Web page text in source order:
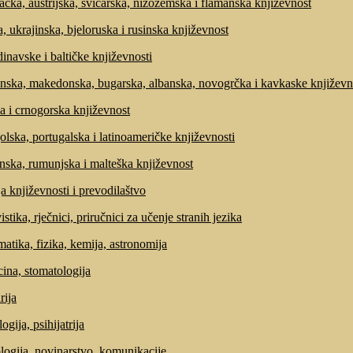
ukrajinska, bjeloruska i rusinska književnost
i baltičke književnosti
makedonska, bugarska, albanska, novogrčka i kavkaske
i crnogorska književnost
portugalska i latinoameričke književnosti
rumunjska i malteška književnost
književnosti i prevodilaštvo
rječnici, priručnici za učenje stranih jezika
fizika, kemija, astronomija
stomatologija
psihijatrija